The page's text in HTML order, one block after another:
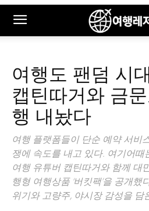
여행도 팬덤 시
캡틴따거와 금
행 내놨다
여행 플랫폼들이 단순 예약 서비
쟁에 속도를 내고 있다. 여기어
여행 유튜버 캡틴따거와 함께 대
행형 여행상품 ‘버킷팩’을 공개
위기와 고량주, 야시장 감성을 담